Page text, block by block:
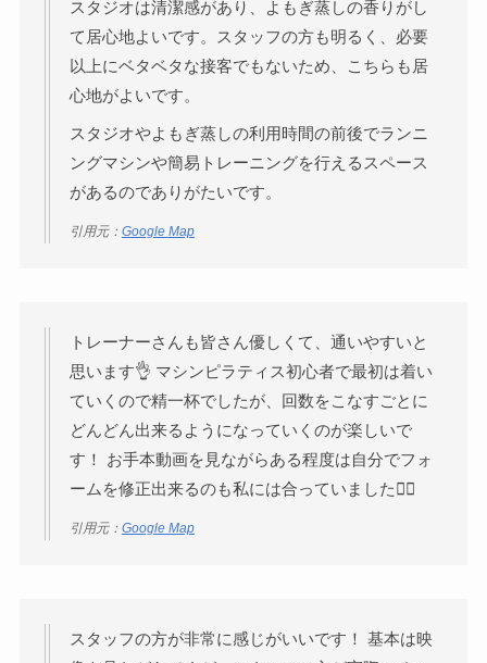
スタジオは清潔感があり、よもぎ蒸しの香りがし
て居心地よいです。スタッフの方も明るく、必要
以上にベタベタな接客でもないため、こちらも居
心地がよいです。
スタジオやよもぎ蒸しの利用時間の前後でランニ
ングマシンや簡易トレーニングを行えるスペース
があるのでありがたいです。
引用元： Google Map
トレーナーさんも皆さん優しくて、通いやすいと
思います👌 マシンピラティス初心者で最初は着い
ていくので精一杯でしたが、回数をこなすごとに
どんどん出来るようになっていくのが楽しいで
す！ お手本動画を見ながらある程度は自分でフォ
ームを修正出来るのも私には合っていました🙆‍♀️
引用元： Google Map
スタッフの方が非常に感じがいいです！ 基本は映